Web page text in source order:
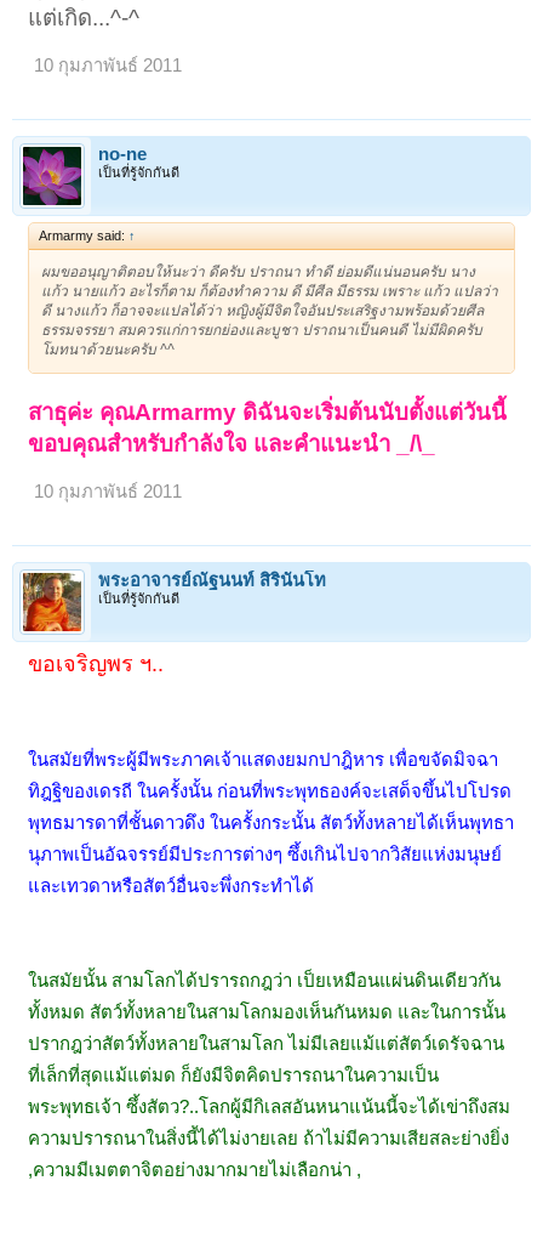
แต่เกิด...^-^
10 กุมภาพันธ์ 2011
no-ne
เป็นที่รู้จักกันดี
Armarmy said: ↑
ผมขออนุญาติตอบให้นะว่า ดีครับ ปราถนา ทำดี ย่อมดีแน่นอนครับ นาง
แก้ว นายแก้ว อะไรก็ตาม ก็ต้องทำความ ดี มีศีล มีธรรม เพราะ แก้ว แปลว่า
ดี นางแก้ว ก็อาจจะแปลได้ว่า หญิงผู้มีจิตใจอันประเสริฐงามพร้อมด้วยศีล
ธรรมจรรยา สมควรแก่การยกย่องและบูชา ปราถนาเป็นคนดี ไม่มีผิดครับ
โมทนาด้วยนะครับ ^^
สาธุค่ะ คุณArmarmy ดิฉันจะเริ่มต้นนับตั้งแต่วันนี้
ขอบคุณสำหรับกำลังใจ และคำแนะนำ _/\_
10 กุมภาพันธ์ 2011
พระอาจารย์ณัฐนนท์ สิรินันโท
เป็นที่รู้จักกันดี
ขอเจริญพร ฯ..
ในสมัยที่พระผู้มีพระภาคเจ้าแสดงยมกปาฎิหาร เพื่อขจัดมิจฉา
ทิฎฐิของเดรถี ในครั้งนั้น ก่อนที่พระพุทธองค์จะเสด็จขึ้นไปโปรด
พุทธมารดาที่ชั้นดาวดึง ในครั้งกระนั้น สัตว์ทั้งหลายได้เห็นพุทธา
นุภาพเป็นอัฉจรรย์มีประการต่างๆ ซึ้งเกินไปจากวิสัยแห่งมนุษย์
และเทวดาหรือสัตว์อื่นจะพึ่งกระทำได้
ในสมัยนั้น สามโลกได้ปรารถกฎว่า เป็ยเหมือนแผ่นดินเดียวกัน
ทั้งหมด สัตว์ทั้งหลายในสามโลกมองเห็นกันหมด และในการนั้น
ปรากฎว่าสัตว์ทั้งหลายในสามโลก ไม่มีเลยแม้แต่สัตว์เดรัจฉาน
ที่เล็กที่สุดแม้แต่มด ก็ยังมีจิตคิดปรารถนาในความเป็น
พระพุทธเจ้า ซึ้งสัตว?..โลกผู้มีกิเลสอันหนาแน้นนี้จะได้เข่าถึงสม
ความปรารถนาในสิ่งนี้ได้ไม่งายเลย ถ้าไม่มีความเสียสละย่างยิ่ง
,ความมีเมตตาจิตอย่างมากมายไม่เลือกน่า ,